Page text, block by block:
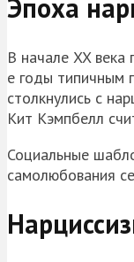
Эпоха
В начале XX
е годы типичным
столкнулись с
Кит Кэмпбелл
Социальные
самолюбования